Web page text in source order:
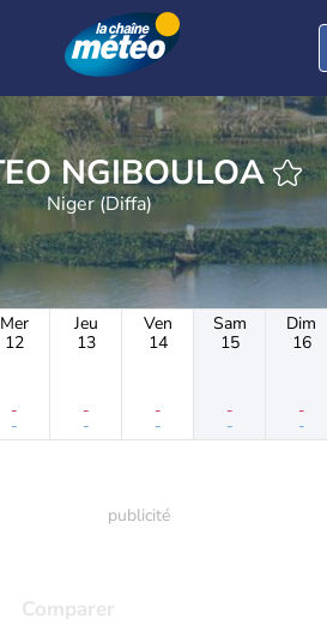
METEO NGIBOULOA
Niger (Diffa)
Mer
12
-
-
Jeu
13
-
-
Ven
14
-
-
Sam
15
-
-
Dim
16
-
-
Comparer